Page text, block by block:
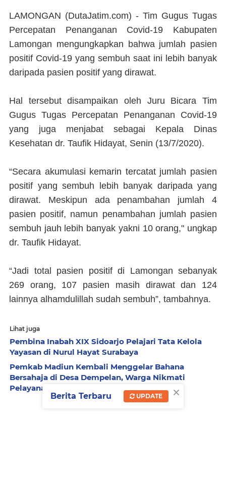
LAMONGAN (DutaJatim.com) - Tim Gugus Tugas
Percepatan Penanganan Covid-19 Kabupaten
Lamongan mengungkapkan bahwa jumlah pasien
positif Covid-19 yang sembuh saat ini lebih banyak
daripada pasien positif yang dirawat.
Hal tersebut disampaikan oleh Juru Bicara Tim
Gugus Tugas Percepatan Penanganan Covid-19
yang juga menjabat sebagai Kepala Dinas
Kesehatan dr. Taufik Hidayat, Senin (13/7/2020).
“Secara akumulasi kemarin tercatat jumlah pasien
positif yang sembuh lebih banyak daripada yang
dirawat. Meskipun ada penambahan jumlah 4
pasien positif, namun penambahan jumlah pasien
sembuh jauh lebih banyak yakni 10 orang," ungkap
dr. Taufik Hidayat.
“Jadi total pasien positif di Lamongan sebanyak
269 orang, 107 pasien masih dirawat dan 124
lainnya alhamdulillah sudah sembuh”, tambahnya.
Lihat juga
Pembina Inabah XIX Sidoarjo Pelajari Tata Kelola
Yayasan di Nurul Hayat Surabaya
Pemkab Madiun Kembali Menggelar Bahana
Bersahaja di Desa Dempelan, Warga Nikmati
Pelayanan Gratis
×
Berita Terbaru UPDATE